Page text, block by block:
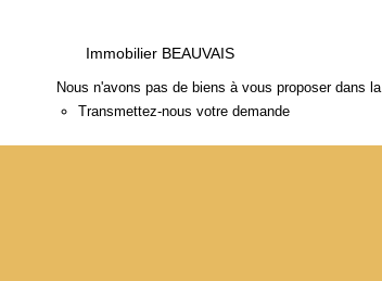
Immobilier BEAUVAIS
Nous n'avons pas de biens à vous proposer dans
Transmettez-nous votre demande